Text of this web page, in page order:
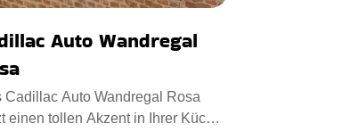
Auto Wandregal
Cadillac Auto Wandregal Rosa
einen tollen Akzent in Ihrer Küche.